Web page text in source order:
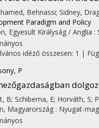
Behnassi; Sidney,
Paradigm and Policy
Egyesült Királyság / Anglia :
idéző összesen: 1 |
P
B; Schiberna, E; Horváth, S;
Magyarország : Nyugat-